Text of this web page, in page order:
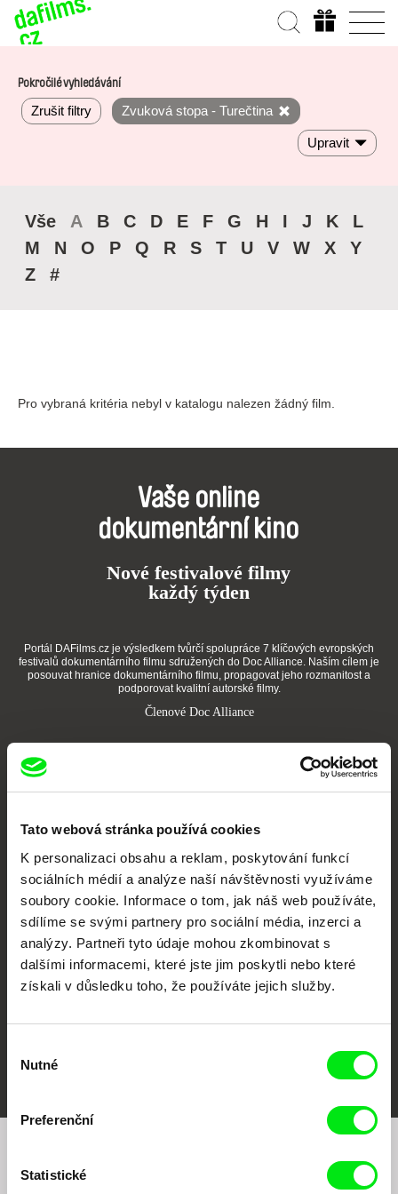
Tato webová stránka používá cookies
K personalizaci obsahu a reklam, poskytování funkcí
sociálních médií a analýze naší návštěvnosti využíváme
soubory cookie. Informace o tom, jak náš web používáte,
sdílíme se svými partnery pro sociální média, inzerci a
analýzy. Partneři tyto údaje mohou zkombinovat s
dalšími informacemi, které jste jim poskytli nebo které
získali v důsledku toho, že používáte jejich služby.
souhlasu
Nutné
Preferenční
Statistické
Pokročilé vyhledávání
Zrušit filtry Zvuková stopa - Turečtina
Upravit
Vše A B C D E F G H I J K
L
M
N O P Q R S T U V W X
Y
Z
#
Pro vybraná kritéria nebyl v katalogu nalezen žádný film.
Vaše online
dokumentární kino
Nové festivalové filmy
každý týden
Portál DAFilms.cz je výsledkem tvůrčí spolupráce 7 klíčových evropských
festivalů dokumentárního filmu sdružených do Doc Alliance. Naším cílem je
posouvat hranice dokumentárního filmu, propagovat jeho rozmanitost a
podporovat kvalitní autorské filmy.
Členové Doc Alliance
CPH:DOX Doclisboa
Millennium Docs
Against Gravity
DOK Leipzig
Chcete být pravidelně informováni o našem